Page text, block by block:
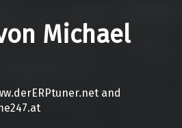
Michael
and